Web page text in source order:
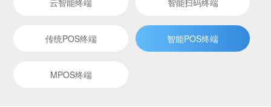
传统POS终端 智能POS终端
MPOS终端